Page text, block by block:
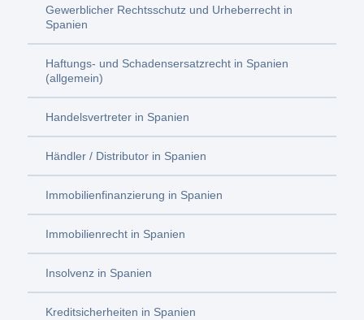
Gewerblicher Rechtsschutz und Urheberrecht in
Spanien
Haftungs- und Schadensersatzrecht in Spanien
(allgemein)
Handelsvertreter in Spanien
Händler / Distributor in Spanien
Immobilienfinanzierung in Spanien
Immobilienrecht in Spanien
Insolvenz in Spanien
Kreditsicherheiten in Spanien